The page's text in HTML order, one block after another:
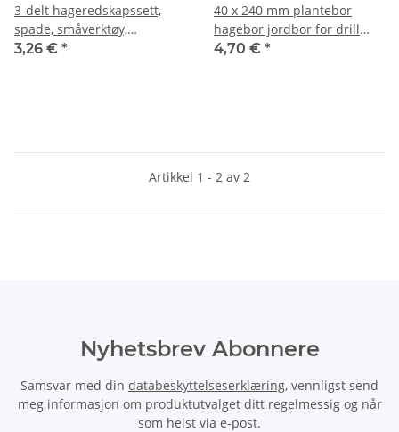
3-delt hageredskapssett,
spade, småverktøy,
hageredskaper, trehåndtak
3,26 € *
40 x 240 mm plantebor
hagebor jordbor for drill
eller skrutrekker
4,70 € *
Artikkel 1 - 2 av 2
Nyhetsbrev Abonnere
Samsvar med din databeskyttelseserklæring, vennligst send
meg informasjon om produktutvalget ditt regelmessig og når
som helst via e-post.